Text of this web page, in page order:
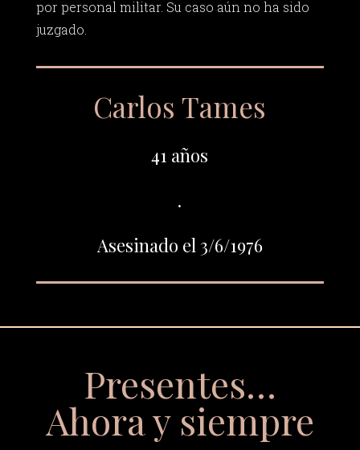
por personal militar. Su caso aún no ha sido
juzgado.
Carlos Tames
41 años
.
Asesinado el 3/6/1976
Presentes…
Ahora y siempre